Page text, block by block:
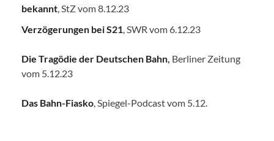
bekannt , StZ vom 8.12.23
Verzögerungen bei S21 , SWR vom 6.12.23
Die Tragödie der Deutschen Bahn Berliner Zeitung
vom 5.12.23
Das Bahn-Fiasko , Spiegel-Podcast vom 5.12.